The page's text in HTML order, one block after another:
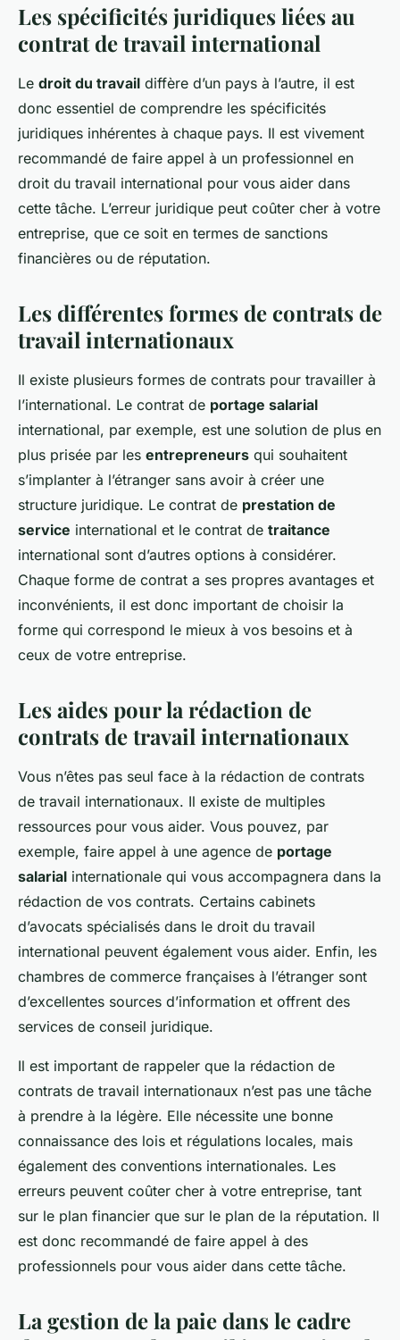
Les spécificités juridiques liées au
contrat de travail international
Le droit du travail diffère d’un pays à l’autre, il est
donc essentiel de comprendre les spécificités
juridiques inhérentes à chaque pays. Il est vivement
recommandé de faire appel à un professionnel en
droit du travail international pour vous aider dans
cette tâche. L’erreur juridique peut coûter cher à votre
entreprise, que ce soit en termes de sanctions
financières ou de réputation.
Les différentes formes de contrats de
travail internationaux
Il existe plusieurs formes de contrats pour travailler à
l’international. Le contrat de portage salarial
international, par exemple, est une solution de plus en
plus prisée par les entrepreneurs qui souhaitent
s’implanter à l’étranger sans avoir à créer une
structure juridique. Le contrat de prestation de
service international et le contrat de traitance
international sont d’autres options à considérer.
Chaque forme de contrat a ses propres avantages et
inconvénients, il est donc important de choisir la
forme qui correspond le mieux à vos besoins et à
ceux de votre entreprise.
Les aides pour la rédaction de
contrats de travail internationaux
Vous n’êtes pas seul face à la rédaction de contrats
de travail internationaux. Il existe de multiples
ressources pour vous aider. Vous pouvez, par
exemple, faire appel à une agence de portage
salarial internationale qui vous accompagnera dans la
rédaction de vos contrats. Certains cabinets
d’avocats spécialisés dans le droit du travail
international peuvent également vous aider. Enfin, les
chambres de commerce françaises à l’étranger sont
d’excellentes sources d’information et offrent des
services de conseil juridique.
Il est important de rappeler que la rédaction de
contrats de travail internationaux n’est pas une tâche
à prendre à la légère. Elle nécessite une bonne
connaissance des lois et régulations locales, mais
également des conventions internationales. Les
erreurs peuvent coûter cher à votre entreprise, tant
sur le plan financier que sur le plan de la réputation. Il
est donc recommandé de faire appel à des
professionnels pour vous aider dans cette tâche.
La gestion de la paie dans le cadre